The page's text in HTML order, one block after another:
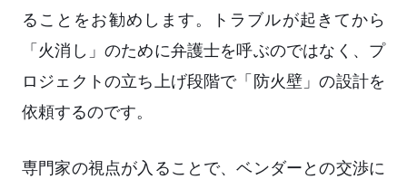
ることをお勧めします。トラブルが起きてから
「火消し」のために弁護士を呼ぶのではなく、プ
ロジェクトの立ち上げ段階で「防火壁」の設計を
依頼するのです。
専門家の視点が入ることで、ベンダーとの交渉に